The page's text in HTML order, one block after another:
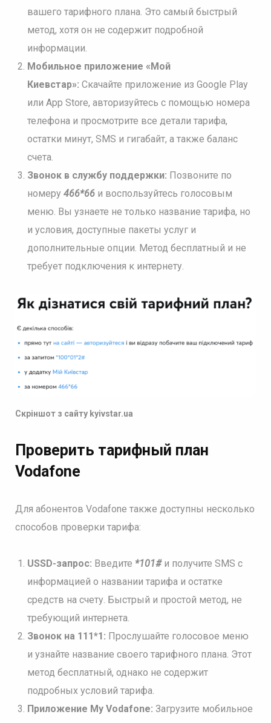
вашего тарифного плана. Это самый быстрый
метод, хотя он не содержит подробной
информации.
Мобильное приложение «Мой
Киевстар»: Скачайте приложение из Google Play
или App Store, авторизуйтесь с помощью номера
телефона и просмотрите все детали тарифа,
остатки минут, SMS и гигабайт, а также баланс
счета.
Звонок в службу поддержки: Позвоните по
номеру 466*66и воспользуйтесь голосовым
меню. Вы узнаете не только название тарифа, но
и условия, доступные пакеты услуг и
дополнительные опции. Метод бесплатный и не
требует подключения к интернету.
Скріншот з сайту kyivstar.ua
Проверить тарифный план
Vodafone
Для абонентов Vodafone также доступны несколько
способов проверки тарифа:
USSD-запрос: Введите *101#и получите SMS с
информацией о названии тарифа и остатке
средств на счету. Быстрый и простой метод, не
требующий интернета.
Звонок на 111*1: Прослушайте голосовое меню
и узнайте название своего тарифного плана. Этот
метод бесплатный, однако не содержит
подробных условий тарифа.
Приложение My Vodafone: Загрузите мобильное